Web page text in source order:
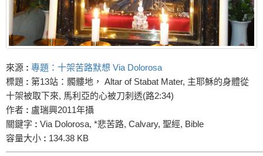
來源 : 專題：十架苦路默想 Via Dolorosa
標題 : 第13站：髑髏地， Altar of Stabat Mater, 主耶穌的身體從
十架被取下來, 馬利亞的心被刀刺透(路2:34)
作者 : 盧瑞興2011年攝
關鍵字 : Via Dolorosa, *悲苦路, Calvary, 聖經, Bible
容量大小 : 134.38 KB